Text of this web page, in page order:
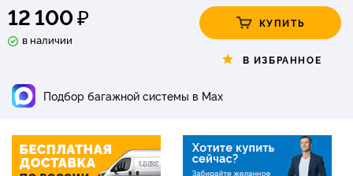
12 100₽
в наличии
КУПИТЬ
В ИЗБРАННОЕ
Подбор багажной системы в Max